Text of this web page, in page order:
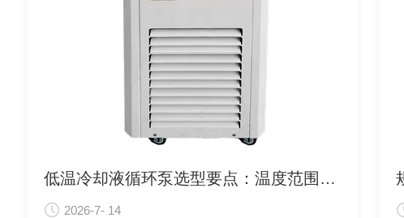
低温冷却液循环泵选型要点：温度范围、流量与制冷效率
2026-7- 14